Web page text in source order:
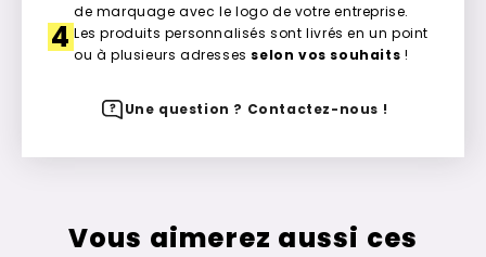
de marquage avec le logo de votre entreprise.
4 Les produits personnalisés sont livrés en un point
ou à plusieurs adresses selon vos souhaits !
Une question ? Contactez-nous !
Vous aimerez aussi ces